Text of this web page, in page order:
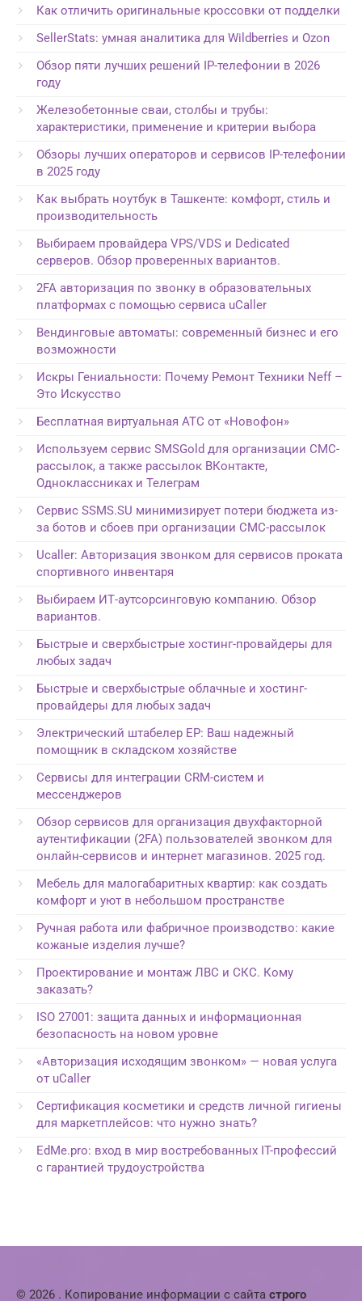
Как отличить оригинальные кроссовки от подделки
SellerStats: умная аналитика для Wildberries и Ozon
Обзор пяти лучших решений IP-телефонии в 2026
году
Железобетонные сваи, столбы и трубы:
характеристики, применение и критерии выбора
Обзоры лучших операторов и сервисов IP-телефонии
в 2025 году
Как выбрать ноутбук в Ташкенте: комфорт, стиль и
производительность
Выбираем провайдера VPS/VDS и Dedicated
серверов. Обзор проверенных вариантов.
2FA авторизация по звонку в образовательных
платформах с помощью сервиса uCaller
Вендинговые автоматы: современный бизнес и его
возможности
Искры Гениальности: Почему Ремонт Техники Neff –
Это Искусство
Бесплатная виртуальная АТС от «Новофон»
Используем сервис SMSGold для организации СМС-
рассылок, а также рассылок ВКонтакте,
Одноклассниках и Телеграм
Сервис SSMS.SU минимизирует потери бюджета из-
за ботов и сбоев при организации СМС-рассылок
Ucaller: Авторизация звонком для сервисов проката
спортивного инвентаря
Выбираем ИТ-аутсорсинговую компанию. Обзор
вариантов.
Быстрые и сверхбыстрые хостинг-провайдеры для
любых задач
Быстрые и сверхбыстрые облачные и хостинг-
провайдеры для любых задач
Электрический штабелер EP: Ваш надежный
помощник в складском хозяйстве
Сервисы для интеграции CRM-систем и
мессенджеров
Обзор сервисов для организация двухфакторной
аутентификации (2FA) пользователей звонком для
онлайн-сервисов и интернет магазинов. 2025 год.
Мебель для малогабаритных квартир: как создать
комфорт и уют в небольшом пространстве
Ручная работа или фабричное производство: какие
кожаные изделия лучше?
Проектирование и монтаж ЛВС и СКС. Кому
заказать?
ISO 27001: защита данных и информационная
безопасность на новом уровне
«Авторизация исходящим звонком» — новая услуга
от uCaller
Сертификация косметики и средств личной гигиены
для маркетплейсов: что нужно знать?
EdMe.pro: вход в мир востребованных IT-профессий
с гарантией трудоустройства
© 2026 . Копирование информации с сайта строго